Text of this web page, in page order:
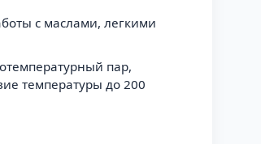
с маслами, легкими
пар,
температуры до 200